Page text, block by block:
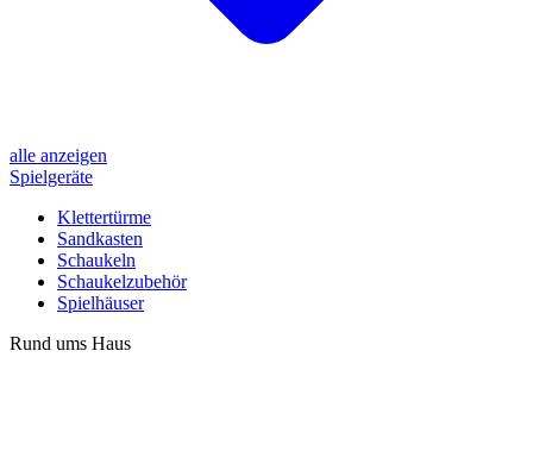
alle anzeigen
Spielgeräte
Klettertürme
Sandkasten
Schaukeln
Schaukelzubehör
Spielhäuser
Rund ums Haus